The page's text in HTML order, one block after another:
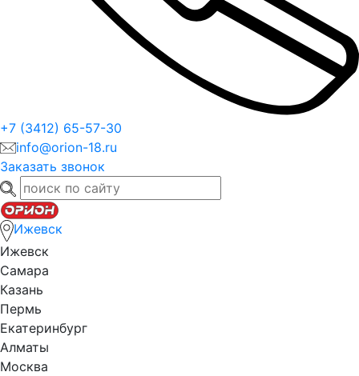
+7 (3412) 65-57-30
info@orion-18.ru
Заказать звонок
Ижевск
Ижевск
Самара
Казань
Пермь
Екатеринбург
Алматы
Москва